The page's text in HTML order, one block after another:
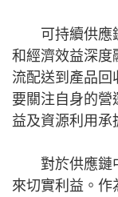
可持續供應鏈
和經濟效益深度
流配送到產品回
要關注自身的營
益及資源利用承
對於供應鏈中
來切實利益。作